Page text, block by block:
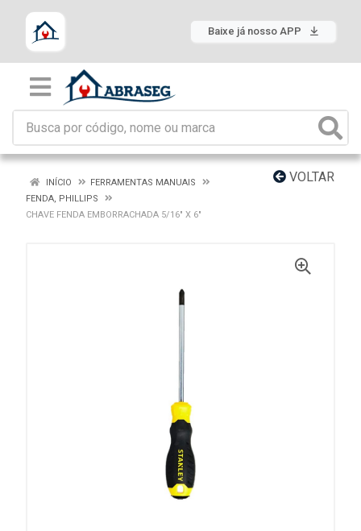
Baixe já nosso APP
VOLTAR
INÍCIO
FERRAMENTAS MANUAIS
FENDA, PHILLIPS
CHAVE FENDA EMBORRACHADA 5/16" X 6"